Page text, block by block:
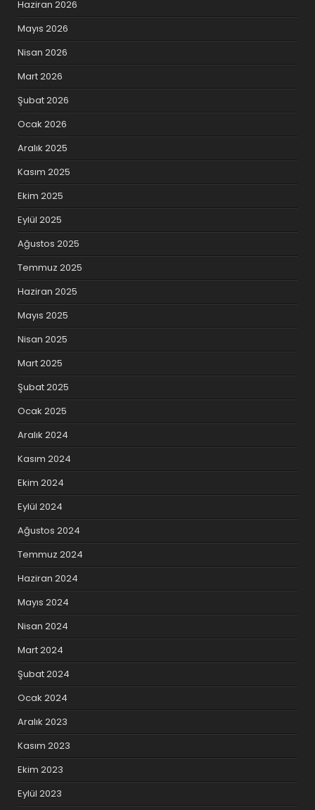
Haziran 2026
Mayıs 2026
Nisan 2026
Mart 2026
Şubat 2026
Ocak 2026
Aralık 2025
Kasım 2025
Ekim 2025
Eylül 2025
Ağustos 2025
Temmuz 2025
Haziran 2025
Mayıs 2025
Nisan 2025
Mart 2025
Şubat 2025
Ocak 2025
Aralık 2024
Kasım 2024
Ekim 2024
Eylül 2024
Ağustos 2024
Temmuz 2024
Haziran 2024
Mayıs 2024
Nisan 2024
Mart 2024
Şubat 2024
Ocak 2024
Aralık 2023
Kasım 2023
Ekim 2023
Eylül 2023